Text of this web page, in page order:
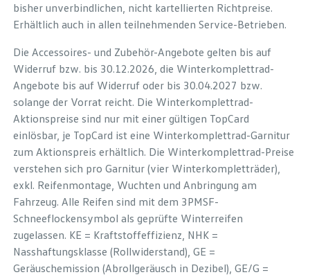
bisher unverbindlichen, nicht kartellierten Richtpreise.
Erhältlich auch in allen teilnehmenden Service-Betrieben.
Die Accessoires- und Zubehör-Angebote gelten bis auf
Widerruf bzw. bis 30.12.2026, die Winterkomplettrad-
Angebote bis auf Widerruf oder bis 30.04.2027 bzw.
solange der Vorrat reicht. Die Winterkomplettrad-
Aktionspreise sind nur mit einer gültigen TopCard
einlösbar, je TopCard ist eine Winterkomplettrad-Garnitur
zum Aktionspreis erhältlich. Die Winterkomplettrad-Preise
verstehen sich pro Garnitur (vier Winterkompletträder),
exkl. Reifenmontage, Wuchten und Anbringung am
Fahrzeug. Alle Reifen sind mit dem 3PMSF-
Schneeflockensymbol als geprüfte Winterreifen
zugelassen. KE = Kraftstoffeffizienz, NHK =
Nasshaftungsklasse (Rollwiderstand), GE =
Geräuschemission (Abrollgeräusch in Dezibel), GE/G =